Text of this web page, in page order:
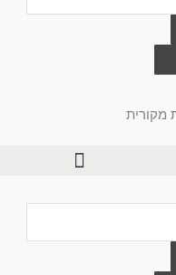
מקורית